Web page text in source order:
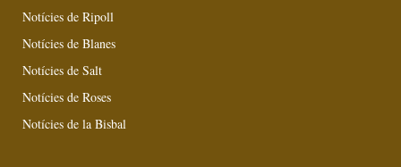
Notícies de Ripoll
Notícies de Blanes
Notícies de Salt
Notícies de Roses
Notícies de la Bisbal